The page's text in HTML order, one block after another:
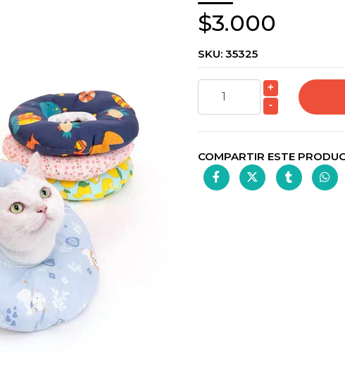
$3.000
SKU: 35325
+
-
COMPARTIR ESTE